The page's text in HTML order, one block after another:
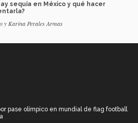
sequía en México y qué hacer
y Karina Perales Armas
pase olímpico en mundial de flag football